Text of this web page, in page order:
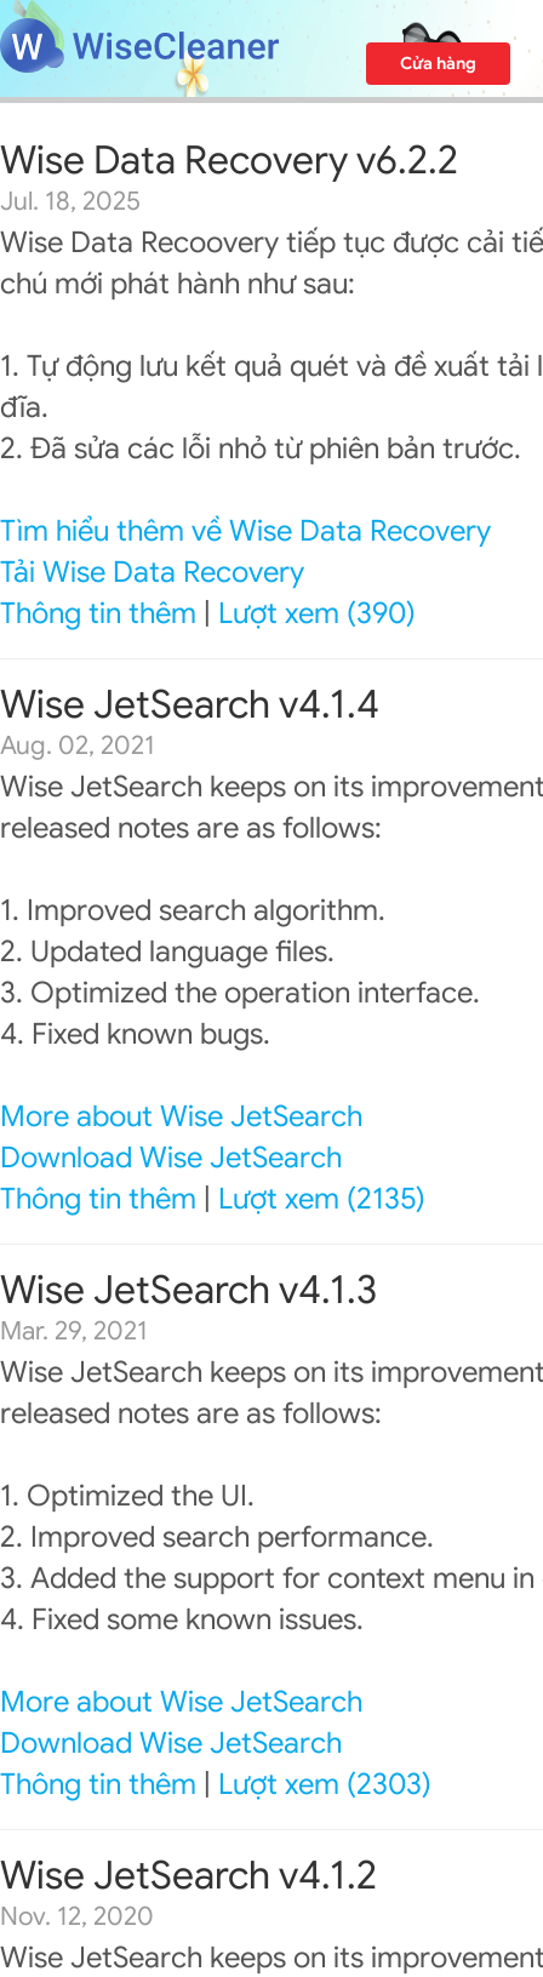
Cửa hàng
Wise Data Recovery v6.2.2
Jul. 18, 2025
Wise Data Recoovery tiếp tục được cải
chú mới phát hành như sau:
1. Tự động lưu kết quả quét và đề xuất
đĩa.
2. Đã sửa các lỗi nhỏ từ phiên bản trước.
Tìm hiểu thêm về Wise Data Recovery
Tải Wise Data Recovery
Thông tin thêm
Lượt xem (390)
Wise JetSearch v4.1.4
Aug. 02, 2021
Wise JetSearch keeps on its
released notes are as follows:
1. Improved search algorithm.
2. Updated language files.
3. Optimized the operation interface.
4. Fixed known bugs.
More about Wise JetSearch
Download Wise JetSearch
Thông tin thêm
Lượt xem (2135)
Wise JetSearch v4.1.3
Mar. 29, 2021
Wise JetSearch keeps on its
released notes are as follows:
1. Optimized the UI.
2. Improved search performance.
3. Added the support for context menu in
4. Fixed some known issues.
More about Wise JetSearch
Download Wise JetSearch
Thông tin thêm
Lượt xem (2303)
Wise JetSearch v4.1.2
Nov. 12, 2020
Wise JetSearch keeps on its